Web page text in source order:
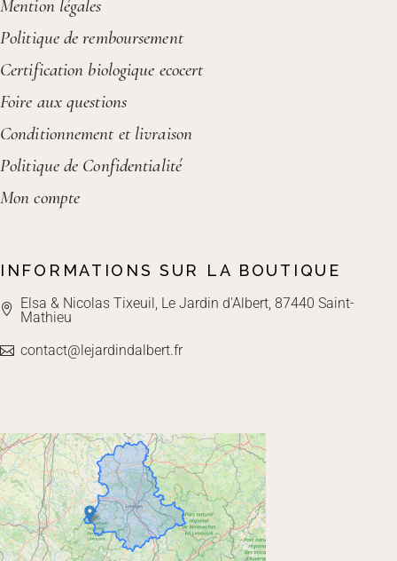
Mention légales
Politique de remboursement
Certification biologique ecocert
Foire aux questions
Conditionnement et livraison
Politique de Confidentialité
Mon compte
INFORMATIONS SUR LA BOUTIQUE
Elsa & Nicolas Tixeuil, Le Jardin d'Albert, 87440 Saint-
Mathieu
contact@lejardindalbert.fr